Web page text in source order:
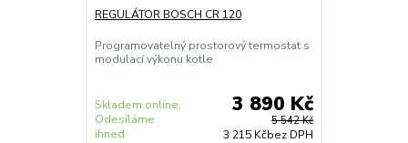
REGULÁTOR BOSCH CR 120
Programovatelný prostorový termostat s
modulací výkonu kotle
5 542 Kč
3 890 Kč
3 215 Kčbez DPH
Skladem online.
Odesíláme
ihned